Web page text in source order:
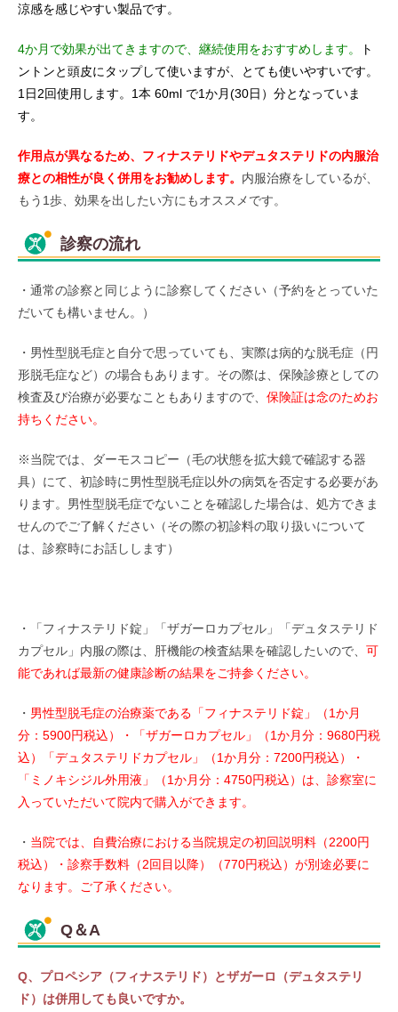
涼感を感じやすい製品です。
4か月で効果が出てきますので、継続使用をおすすめします。
ト
ントンと頭皮にタップして使いますが、とても使いやすいです。
1日2回使用します。1本 60ml で1か月(30日）分となっていま
す。
作用点が異なるため、フィナステリドやデュタステリドの内服治
療との相性が良く併用をお勧めします。 内服治療をしているが、
もう1歩、効果を出したい方にもオススメです。
診察の流れ
・通常の診察と同じように診察してください（予約をとっていた
だいても構いません。）
・男性型脱毛症と自分で思っていても、実際は病的な脱毛症（円
形脱毛症など）の場合もあります。その際は、保険診療としての
検査及び治療が必要なこともありますので、 保険証は念のためお
持ちください。
※当院では、ダーモスコピー（毛の状態を拡大鏡で確認する器
具）にて、初診時に男性型脱毛症以外の病気を否定する必要があ
ります。男性型脱毛症でないことを確認した場合は、処方できま
せんのでご了解ください（その際の初診料の取り扱いについて
は、診察時にお話しします）
・「フィナステリド錠」「ザガーロカプセル」「デュタステリド
カプセル」内服の際は、肝機能の検査結果を確認したいので、 可
能であれば最新の健康診断の結果をご持参ください。
・ 男性型脱毛症の治療薬である「フィナステリド錠」（1か月
分：5900円税込）・「ザガーロカプセル」（1か月分：9680円税
込）「デュタステリドカプセル」（1か月分：7200円税込）・
「ミノキシジル外用液」（1か月分：4750円税込）は、診察室に
入っていただいて院内で購入ができます。
・ 当院では、自費治療における当院規定の初回説明料（2200円
税込）・診察手数料（2回目以降）（770円税込）が別途必要に
なります。ご了承ください。
Q＆A
Q、プロペシア（フィナステリド）とザガーロ（デュタステリ
ド）は併用しても良いですか。